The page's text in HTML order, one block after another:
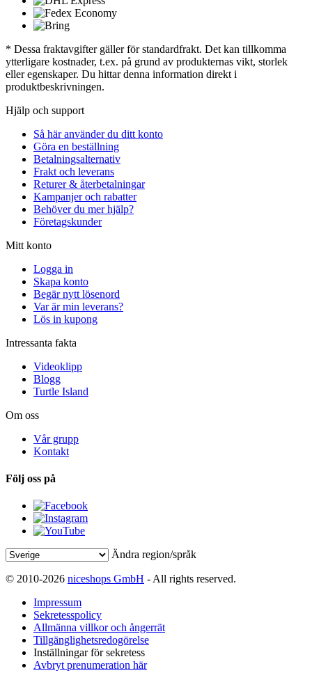
* Dessa fraktavgifter gäller för standardfrakt. Det kan tillkomma
ytterligare kostnader, t.ex. på grund av produkternas vikt, storlek
eller egenskaper. Du hittar denna information direkt i
produktbeskrivningen.
Hjälp och support
Så här använder du ditt konto
Göra en beställning
Betalningsalternativ
Frakt och leverans
Returer & återbetalningar
Kampanjer och rabatter
Behöver du mer hjälp?
Företagskunder
Mitt konto
Logga in
Skapa konto
Begär nytt lösenord
Var är min leverans?
Lös in kupong
Intressanta fakta
Videoklipp
Blogg
Turtle Island
Om oss
Vår grupp
Kontakt
Följ oss på
Ändra region/språk
© 2010-2026 niceshops GmbH - All rights reserved.
Impressum
Sekretesspolicy
Allmänna villkor och ångerrät
Tillgänglighetsredogörelse
Inställningar för sekretess
Avbryt prenumeration här